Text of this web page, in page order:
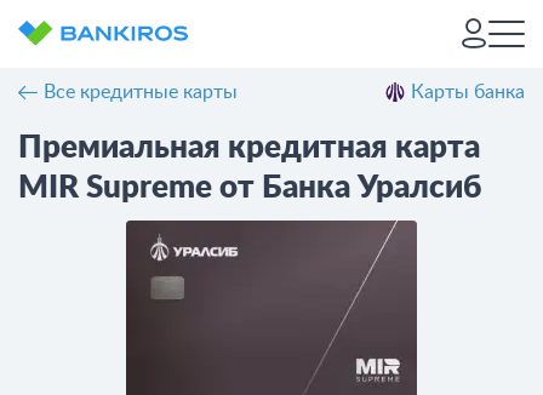
Все кредитные карты Карты банка
Премиальная кредитная карта
MIR Supreme от Банка Уралсиб